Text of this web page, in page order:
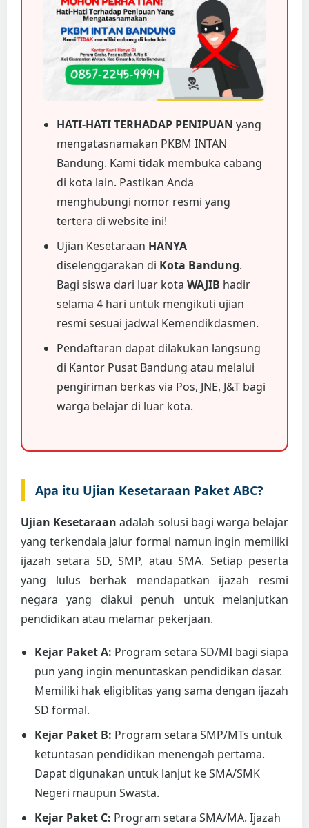
HATI-HATI TERHADAP PENIPUAN yang
mengatasnamakan PKBM INTAN
Bandung. Kami tidak membuka cabang
di kota lain. Pastikan Anda
menghubungi nomor resmi yang
tertera di website ini!
Ujian Kesetaraan HANYA
diselenggarakan di Kota Bandung.
Bagi siswa dari luar kota WAJIB hadir
selama 4 hari untuk mengikuti ujian
resmi sesuai jadwal Kemendikdasmen.
Pendaftaran dapat dilakukan langsung
di Kantor Pusat Bandung atau melalui
pengiriman berkas via Pos, JNE, J&T bagi
warga belajar di luar kota.
Apa itu Ujian Kesetaraan Paket ABC?
Ujian Kesetaraan adalah solusi bagi warga belajar
yang terkendala jalur formal namun ingin memiliki
ijazah setara SD, SMP, atau SMA. Setiap peserta
yang lulus berhak mendapatkan ijazah resmi
negara yang diakui penuh untuk melanjutkan
pendidikan atau melamar pekerjaan.
Kejar Paket A: Program setara SD/MI bagi siapa
pun yang ingin menuntaskan pendidikan dasar.
Memiliki hak eligiblitas yang sama dengan ijazah
SD formal.
Kejar Paket B: Program setara SMP/MTs untuk
ketuntasan pendidikan menengah pertama.
Dapat digunakan untuk lanjut ke SMA/SMK
Negeri maupun Swasta.
Kejar Paket C: Program setara SMA/MA. Ijazah